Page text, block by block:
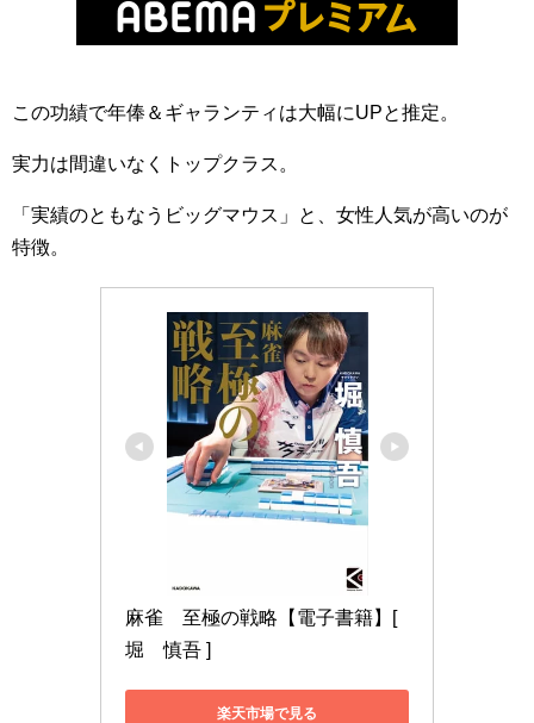
この功績で年俸＆ギャランティは大幅にUPと推定。
実力は間違いなくトップクラス。
「実績のともなうビッグマウス」と、女性人気が高いのが
特徴。
麻雀　至極の戦略【電子書籍】[
堀　慎吾 ]
楽天市場で見る